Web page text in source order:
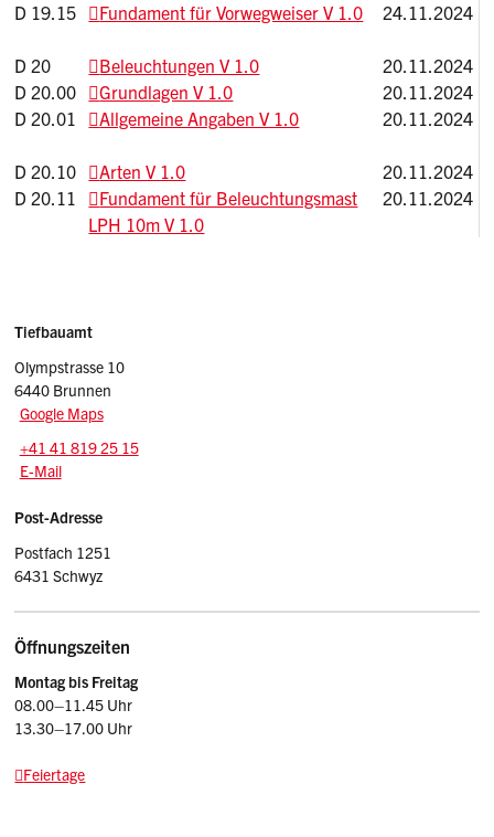
D 19.15 Fundament für Vorwegweiser V 1.0 24.11.2024
D 20 Beleuchtungen V 1.0
20.11.2024
D 20.00
Grundlagen V 1.0
20.11.2024
D 20.01
Allgemeine Angaben V 1.0 20.11.2024
D 20.10 Arten V 1.0
20.11.2024
D 20.11
Fundament für Beleuchtungsmast
LPH 10m V 1.0
20.11.2024
Sidebar
Adressen
Tiefbauamt
Olympstrasse 10
6440 Brunnen
Google Maps
Tel.:
+41 41 819 25 15
E-Mail: tba
E-Mail
Post-Adresse
Postfach 1251
6431 Schwyz
Öffnungszeiten
Montag bis Freitag
08.00–11.45 Uhr
13.30–17.00 Uhr
Feiertage